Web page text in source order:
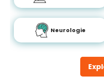
Neurologie